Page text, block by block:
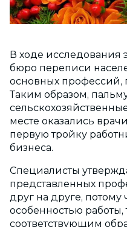
В ходе исследования
бюро переписи
основных профессий,
Таким образом,
месте оказались
первую тройку
бизнеса.
Специалисты
представленных
друг на друге, потому
особенностью
соответствующим